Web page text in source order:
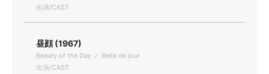
出演/CAST
昼顔 (1967)
Beauty of the Day ／ Belle de jour
出演/CAST